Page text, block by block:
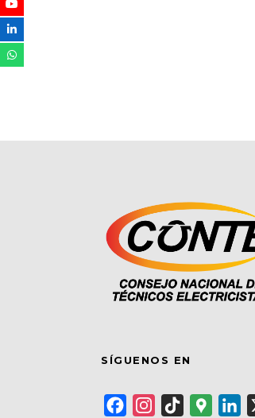
SÍGUENOS EN